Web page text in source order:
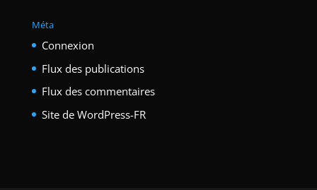
Méta
Connexion
Flux des publications
Flux des commentaires
Site de WordPress-FR